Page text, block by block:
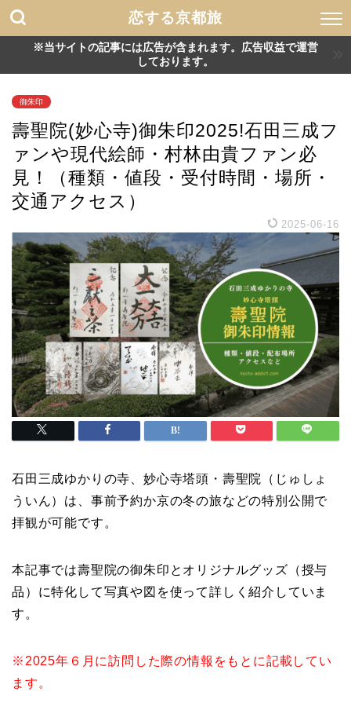
恋する京都旅
※当サイトの記事には広告が含まれます。広告収益で運営
しております。
御朱印
壽聖院(妙心寺)御朱印2025!石田三成フ
ァンや現代絵師・村林由貴ファン必
見！（種類・値段・受付時間・場所・
交通アクセス）
2025-06-16
石田三成ゆかりの寺、妙心寺塔頭・壽聖院（じゅしょ
ういん）は、事前予約か京の冬の旅などの特別公開で
拝観が可能です。
本記事では壽聖院の御朱印とオリジナルグッズ（授与
品）に特化して写真や図を使って詳しく紹介していま
す。
※2025年６月に訪問した際の情報をもとに記載してい
ます。